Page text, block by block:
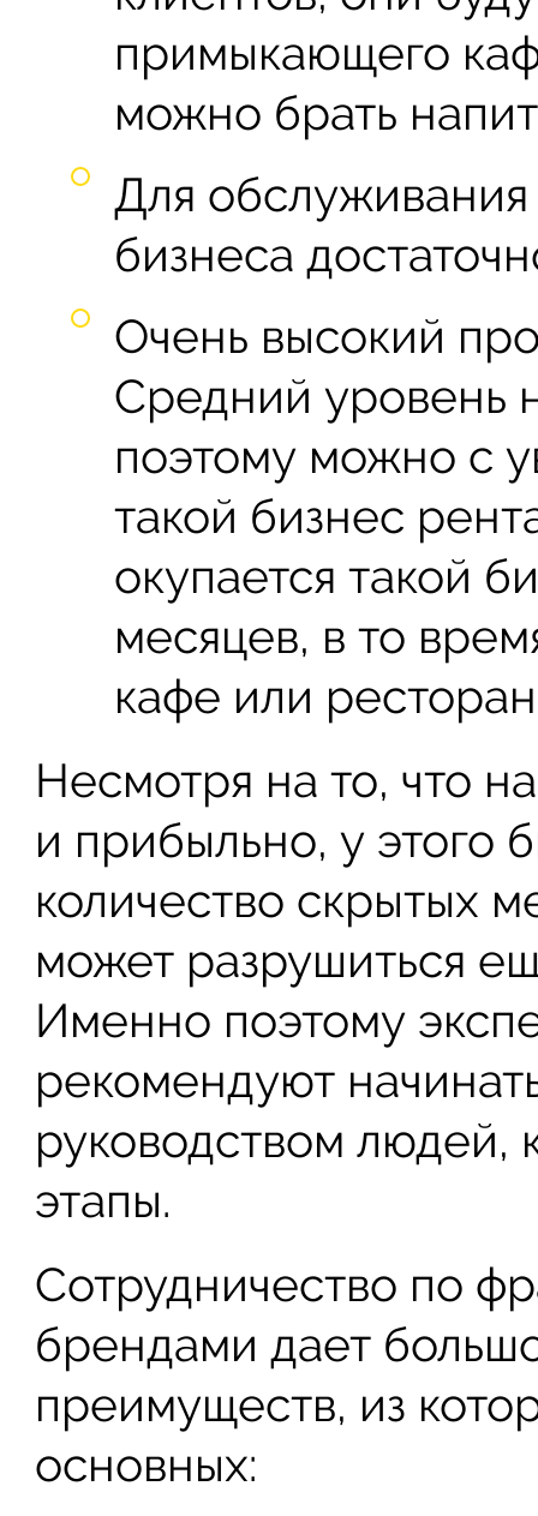
примыкающего
можно брать
Для обслуживания
бизнеса
Очень высокий
Средний уровень
поэтому можно с
такой бизнес
окупается такой
месяцев, в то
кафе или
Несмотря на то, что
и прибыльно, у этого
количество скрытых
может разрушиться
Именно поэтому
рекомендуют
руководством
этапы.
Сотрудничество по
брендами дает
преимуществ, из
основных: